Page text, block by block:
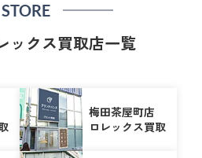
STORE
ックス買取店一覧
梅田茶屋町店
ロレックス買取